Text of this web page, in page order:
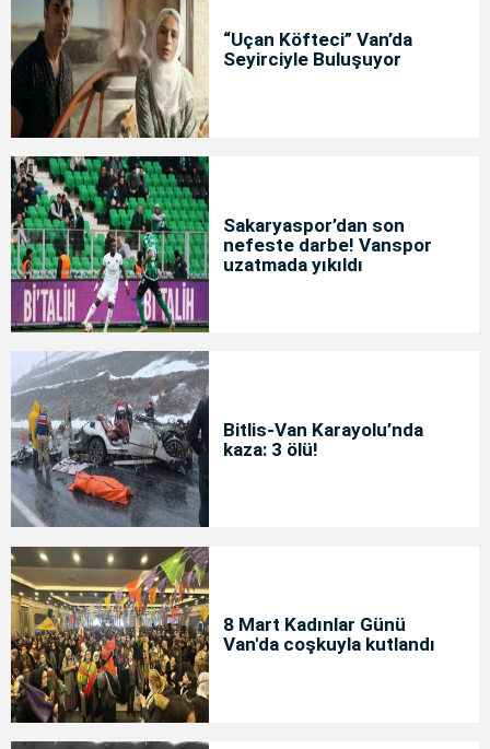
“Uçan Köfteci” Van’da
Seyirciyle Buluşuyor
Sakaryaspor’dan son
nefeste darbe! Vanspor
uzatmada yıkıldı
Bitlis-Van Karayolu’nda
kaza: 3 ölü!
8 Mart Kadınlar Günü
Van'da coşkuyla kutlandı